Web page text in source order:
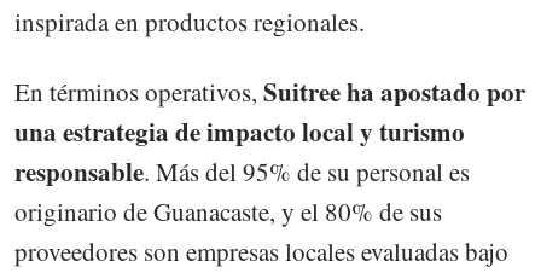
inspirada en productos regionales.
En términos operativos, Suitree ha apostado por
una estrategia de impacto local y turismo
responsable. Más del 95% de su personal es
originario de Guanacaste, y el 80% de sus
proveedores son empresas locales evaluadas bajo